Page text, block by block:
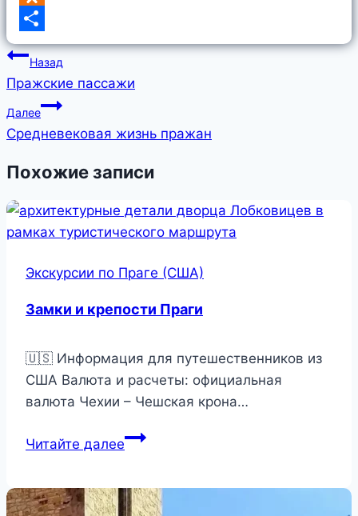
Odnoklassniki
Отправить
Навигация
по
записям
Назад
Пражские пассажи
Далее
Средневековая жизнь пражан
Похожие записи
Экскурсии по Праге (США)
Замки и крепости Праги
🇺🇸 Информация для путешественников из
США Валюта и расчеты: официальная
валюта Чехии – Чешская крона…
Читайте далееЗамки
Праги